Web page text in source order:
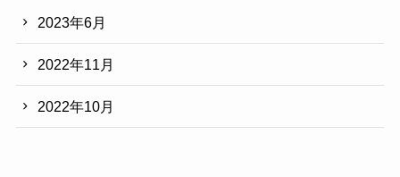
2023年6月
2022年11月
2022年10月